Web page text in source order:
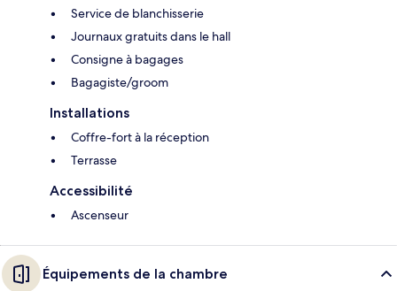
Service de blanchisserie
Journaux gratuits dans le hall
Consigne à bagages
Bagagiste/groom
Installations
Coffre-fort à la réception
Terrasse
Accessibilité
Ascenseur
Équipements de la chambre